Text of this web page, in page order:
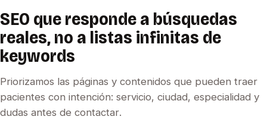
SEO que responde a búsquedas
reales, no a listas infinitas de
keywords
Priorizamos las páginas y contenidos que pueden traer
pacientes con intención: servicio, ciudad, especialidad y
dudas antes de contactar.